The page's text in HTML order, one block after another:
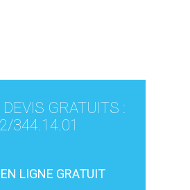
DEVIS GRATUITS :
344.14.01
LIGNE GRATUIT